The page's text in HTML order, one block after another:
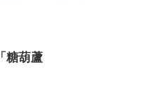
「糖葫蘆